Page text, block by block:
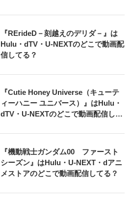
『RErideD－刻越えのデリダ－』は
Hulu・dTV・U-NEXTのどこで動画配
信してる？
『Cutie Honey Universe（キューテ
ィーハニー ユニバース）』はHulu・
dTV・U-NEXTのどこで動画配信して
『機動戦士ガンダム00 ファースト
シーズン』はHulu・U-NEXT・dアニ
メストアのどこで動画配信してる？